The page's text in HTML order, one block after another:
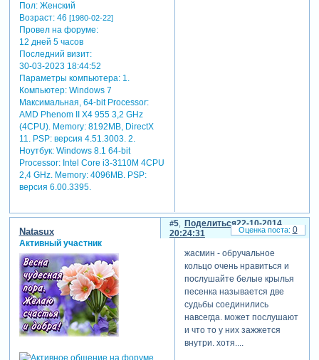
Пол:Женский
Возраст:46 [1980-02-22]
Провел на форуме:
12 дней 5 часов
Последний визит:
30-03-2023 18:44:52
Параметры компьютера:1.
Компьютер: Windows 7
Максимальная, 64-bit Processor:
AMD Phenom II X4 955 3,2 GHz
(4CPU). Memory: 8192MB, DirectX
11. PSP: версия 4.51.3003. 2.
Ноутбук: Windows 8.1 64-bit
Processor: Intel Core i3-3110M 4CPU
2,4 GHz. Memory: 4096MB. PSP:
версия 6.00.3395.
Поделиться
5
22-10-2014
20:24:31
Natasux
Активный участник
жасмин - обручальное
кольцо очень нравиться и
послушайте белые крылья
песенка называется две
судьбы соединились
навсегда. может послушают
и что то у них зажжется
внутри. хотя....
0